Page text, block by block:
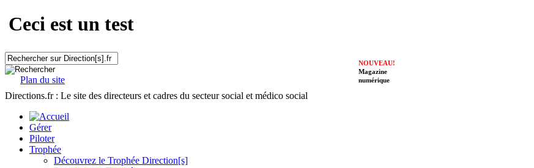
Ceci est un test
Plan du site
NOUVEAU!
Magazine
numérique
Directions.fr : Le site des directeurs et cadres du secteur social et médico social
Gérer
Piloter
Trophée
Découvrez le Trophée Direction[s]